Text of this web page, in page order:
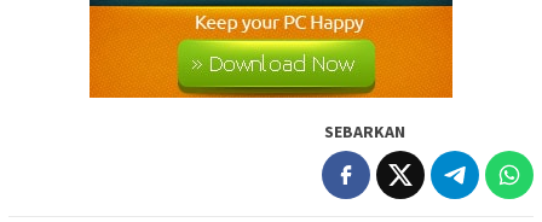
SEBARKAN